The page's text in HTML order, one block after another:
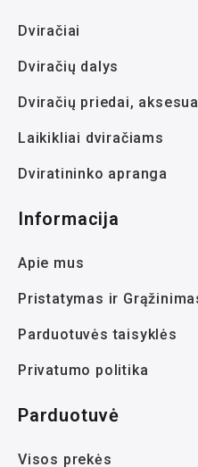
Dviračiai
Dviračių dalys
Dviračių priedai,
Laikikliai dviračiams
Dviratininko apranga
Informacija
Apie mus
Pristatymas ir
Parduotuvės taisyklės
Privatumo politika
Parduotuvė
Visos prekės